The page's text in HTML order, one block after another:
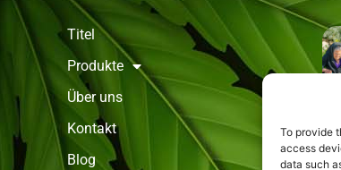
To provide
access
data such
Titel
Produkte
Über uns
Kontakt
Blog